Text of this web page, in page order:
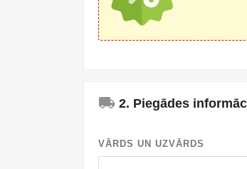
local_shipping 2. Piegādes
VĀRDS UN UZVĀRDS